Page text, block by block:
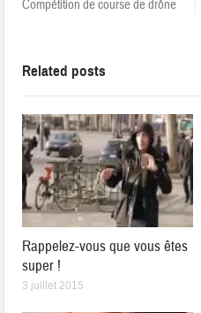
Compétition de course de drône
Related posts
Rappelez-vous que vous êtes
super !
3 juillet 2015